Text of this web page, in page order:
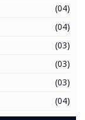
(04)
(04)
(03)
(03)
(03)
(04)